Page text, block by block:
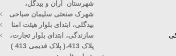
شهرستان آران و بیدگل،
شهرک صنعتی سلیمان صباحی
بیدگلی، ابتدای بلوار هیئت امنا
سازندگی، ابتدای بلوار تجارت،
پلاک 413،( پلاک قدیمی 413 )